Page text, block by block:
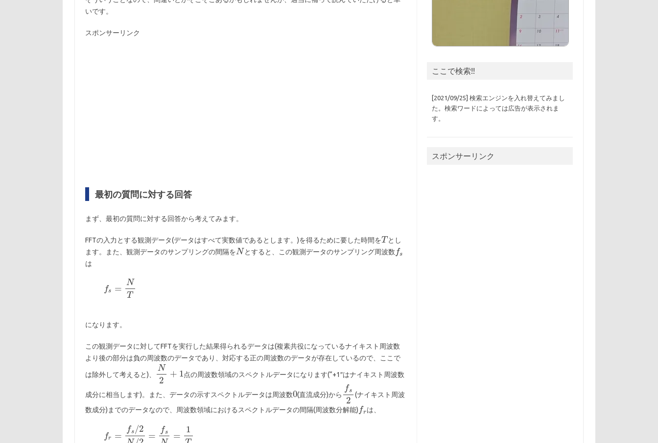
いです。
スポンサーリンク
最初の質問に対する回答
まず、最初の質問に対する回答から考えてみます。
FFTの入力とする観測データ(データはすべて実数値であるとします。)を得るために要した時間を
とし
ます。また、観測データのサンプリングの間隔を
とすると、この観測データのサンプリング周波数
は
になります。
この観測データに対してFFTを実行した結果得られるデータは(複素共役になっているナイキスト周波数
より後の部分は負の周波数のデータであり、対応する正の周波数のデータが存在しているので、ここで
は除外して考えると)、 点の周波数領域のスペクトルデータになります(“+1″はナイキスト周波数
成分に相当します)。また、データの示すスペクトルデータは周波数 (直流成分)から
(ナイキスト周波
数成分)までのデータなので、周波数領域におけるスペクトルデータの間隔(周波数分解能)
は、
ここで検索!!
[2021/09/25] 検索エンジンを入れ替えてみまし
た。検索ワードによっては広告が表示されま
す。
スポンサーリンク